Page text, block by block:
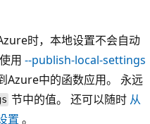
时，本地设置不会自动
用 --publish-local-settings
Azure中的函数应用。 永远
节中的值。 还可以随时 从
置 。